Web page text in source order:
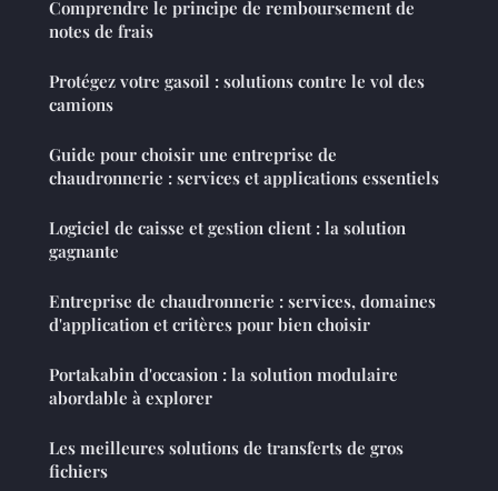
Comprendre le principe de remboursement de
notes de frais
Protégez votre gasoil : solutions contre le vol des
camions
Guide pour choisir une entreprise de
chaudronnerie : services et applications essentiels
Logiciel de caisse et gestion client : la solution
gagnante
Entreprise de chaudronnerie : services, domaines
d'application et critères pour bien choisir
Portakabin d'occasion : la solution modulaire
abordable à explorer
Les meilleures solutions de transferts de gros
fichiers